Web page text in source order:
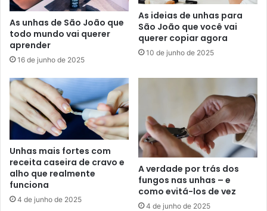
As unhas de São João que
todo mundo vai querer
aprender
16 de junho de 2025
As ideias de unhas para
São João que você vai
querer copiar agora
10 de junho de 2025
Unhas mais fortes com
receita caseira de cravo e
alho que realmente
funciona
4 de junho de 2025
A verdade por trás dos
fungos nas unhas – e
como evitá-los de vez
4 de junho de 2025